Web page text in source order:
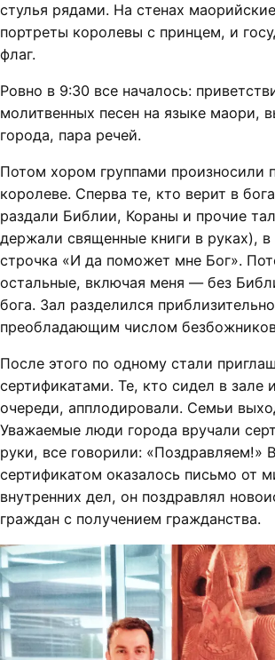
стулья рядами. На стенах
портреты королевы с принцем, и
флаг.
Ровно в 9:30 все началось:
молитвенных песен на языке маори,
города, пара речей.
Потом хором группами произносили
королеве. Сперва те, кто верит в
раздали Библии, Кораны и прочие
держали священные книги в руках), в
строчка «И да поможет мне Бог».
остальные, включая меня — без
бога. Зал разделился
преобладающим числом
После этого по одному стали
сертификатами. Те, кто сидел в зале
очереди, апплодировали. Семьи
Уважаемые люди города вручали
руки, все говорили: «Поздравляем!»
сертификатом оказалось письмо от
внутренних дел, он поздравлял
граждан с получением гражданства.